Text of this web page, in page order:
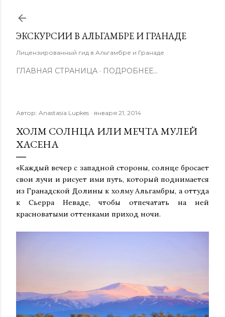
ЭКСКУРСИИ В АЛЬГАМБРЕ И ГРАНАДЕ
Лицензированный гид в Альгамбре и Гранаде
ГЛАВНАЯ СТРАНИЦА ПОДРОБНЕЕ…
Автор: Anastasia Lupkes января 21, 2014
ХОЛМ СОЛНЦА ИЛИ МЕЧТА МУЛЕЙ
ХАСЕНА
«Каждый вечер с западной стороны, солнце бросает
свои лучи и рисует ими путь, который поднимается
из Гранадской Долины к холму Альгамбры, а оттуда
к Сьерра Неваде, чтобы отпечатать на ней
красноватыми оттенками приход ночи.